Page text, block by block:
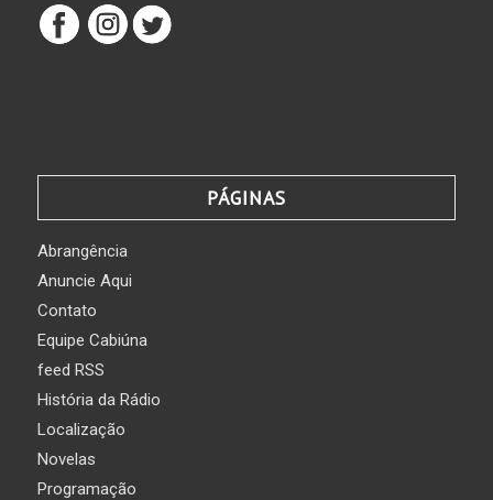
PÁGINAS
Abrangência
Anuncie Aqui
Contato
Equipe Cabiúna
feed RSS
História da Rádio
Localização
Novelas
Programação